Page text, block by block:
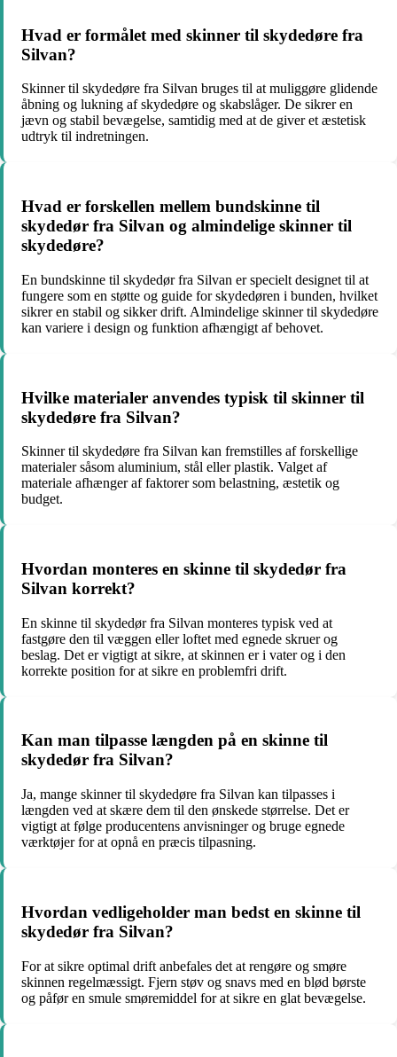
Hvad er formålet med skinner til skydedøre fra
Silvan?
Skinner til skydedøre fra Silvan bruges til at muliggøre glidende
åbning og lukning af skydedøre og skabslåger. De sikrer en
jævn og stabil bevægelse, samtidig med at de giver et æstetisk
udtryk til indretningen.
Hvad er forskellen mellem bundskinne til
skydedør fra Silvan og almindelige skinner til
skydedøre?
En bundskinne til skydedør fra Silvan er specielt designet til at
fungere som en støtte og guide for skydedøren i bunden, hvilket
sikrer en stabil og sikker drift. Almindelige skinner til skydedøre
kan variere i design og funktion afhængigt af behovet.
Hvilke materialer anvendes typisk til skinner til
skydedøre fra Silvan?
Skinner til skydedøre fra Silvan kan fremstilles af forskellige
materialer såsom aluminium, stål eller plastik. Valget af
materiale afhænger af faktorer som belastning, æstetik og
budget.
Hvordan monteres en skinne til skydedør fra
Silvan korrekt?
En skinne til skydedør fra Silvan monteres typisk ved at
fastgøre den til væggen eller loftet med egnede skruer og
beslag. Det er vigtigt at sikre, at skinnen er i vater og i den
korrekte position for at sikre en problemfri drift.
Kan man tilpasse længden på en skinne til
skydedør fra Silvan?
Ja, mange skinner til skydedøre fra Silvan kan tilpasses i
længden ved at skære dem til den ønskede størrelse. Det er
vigtigt at følge producentens anvisninger og bruge egnede
værktøjer for at opnå en præcis tilpasning.
Hvordan vedligeholder man bedst en skinne til
skydedør fra Silvan?
For at sikre optimal drift anbefales det at rengøre og smøre
skinnen regelmæssigt. Fjern støv og snavs med en blød børste
og påfør en smule smøremiddel for at sikre en glat bevægelse.